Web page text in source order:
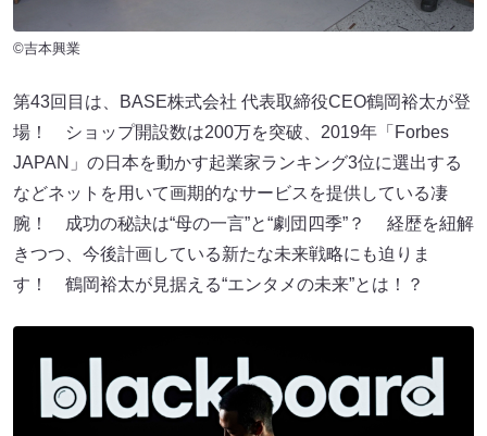
©吉本興業
第43回目は、BASE株式会社 代表取締役CEO鶴岡裕太が登
場！ ショップ開設数は200万を突破、2019年「Forbes
JAPAN」の日本を動かす起業家ランキング3位に選出する
などネットを用いて画期的なサービスを提供している凄
腕！ 成功の秘訣は“母の一言”と“劇団四季”？ 経歴を紐解
きつつ、今後計画している新たな未来戦略にも迫りま
す！ 鶴岡裕太が見据える“エンタメの未来”とは！？